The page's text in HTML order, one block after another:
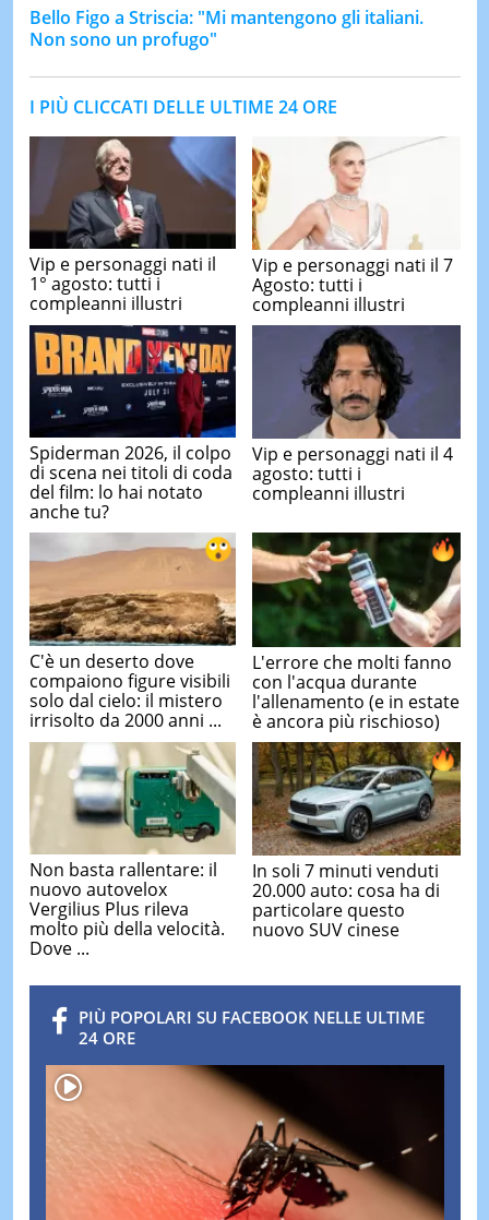
Bello Figo a Striscia: "Mi mantengono gli italiani.
Non sono un profugo"
I PIÙ CLICCATI DELLE ULTIME 24 ORE
Vip e personaggi nati il
1° agosto: tutti i
compleanni illustri
Vip e personaggi nati il 7
Agosto: tutti i
compleanni illustri
Spiderman 2026, il colpo
di scena nei titoli di coda
del film: lo hai notato
anche tu?
Vip e personaggi nati il 4
agosto: tutti i
compleanni illustri
C'è un deserto dove
compaiono figure visibili
solo dal cielo: il mistero
irrisolto da 2000 anni ...
L'errore che molti fanno
con l'acqua durante
l'allenamento (e in estate
è ancora più rischioso)
Non basta rallentare: il
nuovo autovelox
Vergilius Plus rileva
molto più della velocità.
Dove ...
In soli 7 minuti venduti
20.000 auto: cosa ha di
particolare questo
nuovo SUV cinese
PIÙ POPOLARI SU FACEBOOK NELLE ULTIME
24 ORE